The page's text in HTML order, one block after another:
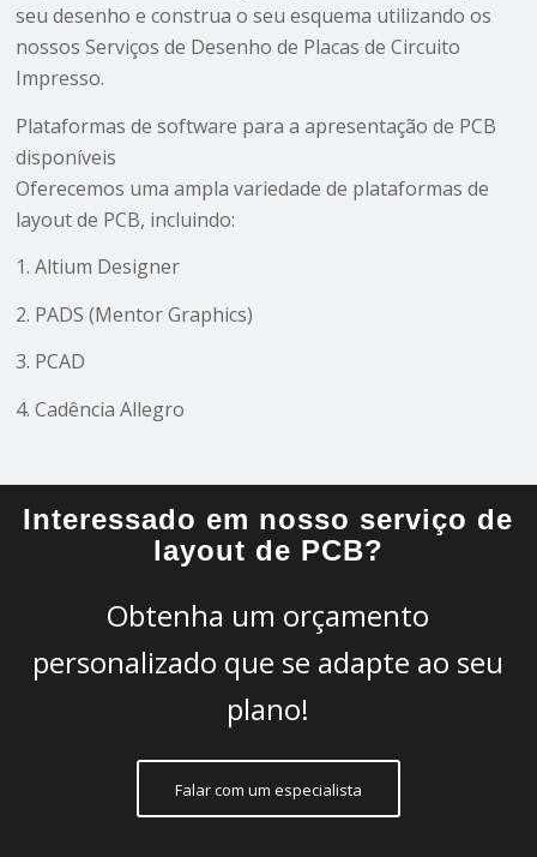
seu desenho e construa o seu esquema utilizando os
nossos Serviços de Desenho de Placas de Circuito
Impresso.
Plataformas de software para a apresentação de PCB
disponíveis
Oferecemos uma ampla variedade de plataformas de
layout de PCB, incluindo:
1. Altium Designer
2. PADS (Mentor Graphics)
3. PCAD
4. Cadência Allegro
Interessado em nosso serviço de
layout de PCB?
Obtenha um orçamento
personalizado que se adapte ao seu
plano!
Falar com um especialista